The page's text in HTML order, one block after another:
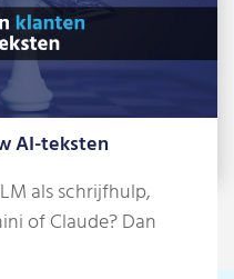
AI-teksten
als schrijfhulp,
of Claude? Dan